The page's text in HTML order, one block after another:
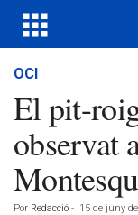
OCI
El pit-
observat
Por Redacció - 15 de juny